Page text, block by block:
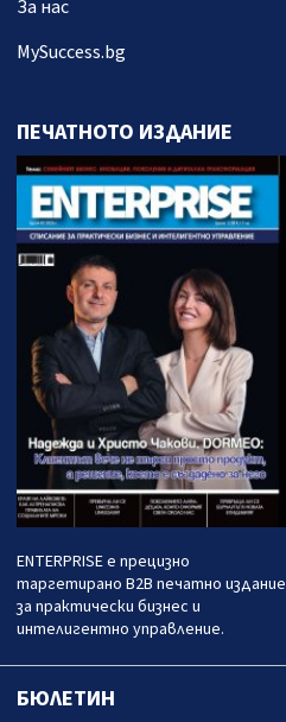
За нас
MySuccess.bg
ПЕЧАТНОТО ИЗДАНИЕ
ENTERPRISE е прецизно
таргетирано B2B печатно издание
за практически бизнес и
интелигентно управление.
БЮЛЕТИН